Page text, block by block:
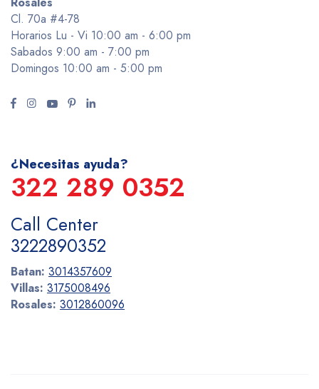
Cl. 70a #4-78
Horarios Lu - Vi 10:00 am - 6:00 pm
Sabados 9:00 am - 7:00 pm
Domingos 10:00 am - 5:00 pm
¿Necesitas ayuda?
322 289 0352
Call Center
3222890352
Batan: 3014357609
Villas: 3175008496
Rosales: 3012860096